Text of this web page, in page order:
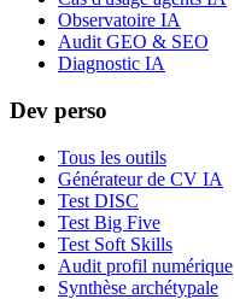
Observatoire IA
Audit GEO & SEO
Diagnostic IA
Dev perso
Tous les outils
Générateur de CV IA
Test DISC
Test Big Five
Test Soft Skills
Audit profil numérique
Synthèse archétypale